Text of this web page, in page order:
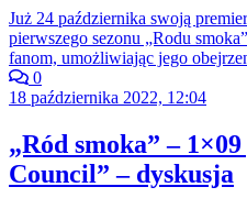
Już 24 października swoją
pierwszego sezonu „Rodu
fanom, umożliwiając jego
0
18 października 2022, 12:04
„Ród smoka” –
Council” – dyskusja